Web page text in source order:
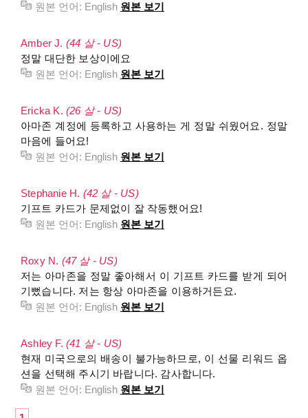
원본 언어: English 원본 보기
Amber J. (44 살 - US)
정말 대단한 보상이에요
원본 언어: English 원본 보기
Ericka K. (26 살 - US)
아마존 계정에 등록하고 사용하는 게 정말 쉬웠어요. 정말
마음에 들어요!
원본 언어: English 원본 보기
Stephanie H. (42 살 - US)
기프트 카드가 문제없이 잘 작동했어요!
원본 언어: English 원본 보기
Roxy N. (47 살 - US)
저는 아마존을 정말 좋아해서 이 기프트 카드를 받게 되어
기뻤습니다. 저는 항상 아마존을 이용하거든요.
원본 언어: English 원본 보기
Ashley F. (41 살 - US)
현재 미국으로의 배송이 불가능하므로, 이 선물 리워드 옵
션을 선택해 주시기 바랍니다. 감사합니다.
원본 언어: English 원본 보기